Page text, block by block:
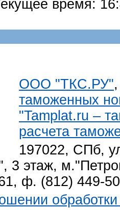
время:
ООО "ТКС.РУ"
таможенных
"Tamplat.ru –
расчета
197022, СПб,
3 этаж,
ф. (812) 449-